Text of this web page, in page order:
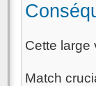
Cette large
Match